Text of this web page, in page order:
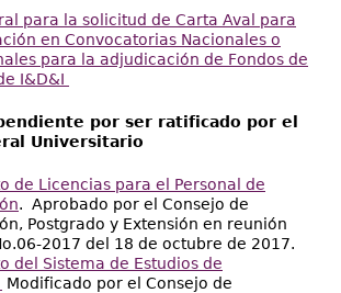
para la solicitud de Carta Aval para
en Convocatorias Nacionales o
para la adjudicación de Fondos de
I&D&I
por ser ratificado por el
Universitario
de Licencias para el Personal de
. Aprobado por el Consejo de
Postgrado y Extensión en reunión
2017 del 18 de octubre de 2017.
del Sistema de Estudios de
Modificado por el Consejo de